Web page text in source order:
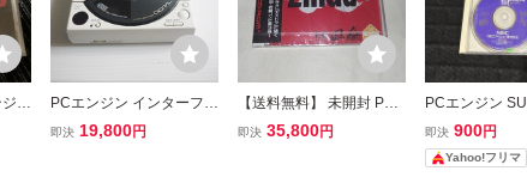
ン
PCエンジン インターフェ
イス CD ROM2 ギア交換
即決 19,800円
【送料無料】 未開封 PC
エンジン Super CD-ROM
即決 35,800円
PCエンジン
ROM2 モンス
ー 闇の竜騎士
即決 900円
Yahoo!フリマ